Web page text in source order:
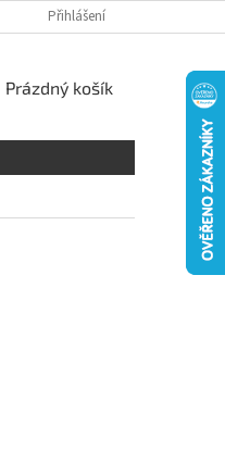
Přihlášení
NÁKUPNÍ
Prázdný košík